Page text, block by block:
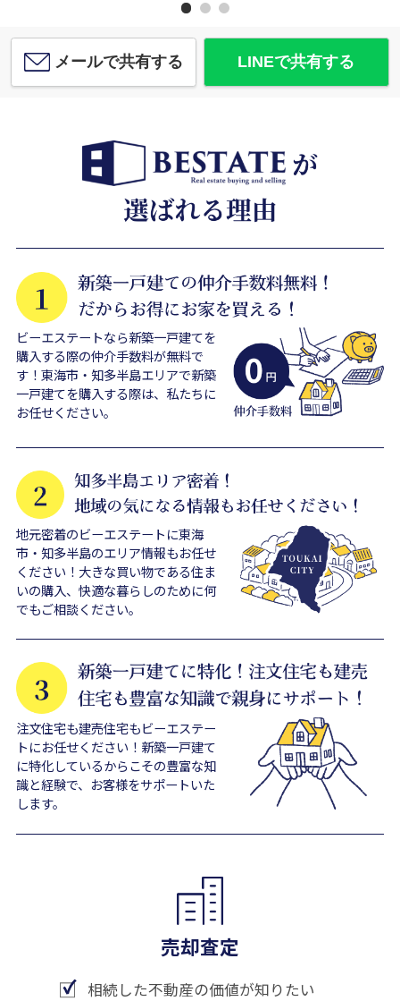
メールで共有する LINEで共有する
ビーエステートなら新築一戸建てを
購入する際の仲介手数料が無料で
す！東海市・知多半島エリアで新築
一戸建てを購入する際は、私たちに
お任せください。
地元密着のビーエステートに東海
市・知多半島のエリア情報もお任せ
ください！大きな買い物である住ま
いの購入、快適な暮らしのために何
でもご相談ください。
注文住宅も建売住宅もビーエステー
トにお任せください！新築一戸建て
に特化しているからこその豊富な知
識と経験で、お客様をサポートいた
します。
売却査定
相続した不動産の価値が知りたい